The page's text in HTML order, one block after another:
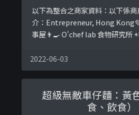
以下為整合之商家資料：以下係
介：Entrepreneur, Hong
事屋👨‍🍳 O'chef lab 食物研究所
係相關證明貼文：
https://www.facebook.com/
n/posts/1 ...
2022-06-03
超級無敵車仔麵：黃
食、飲食）